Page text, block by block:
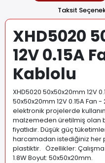
Taksit
XHD5020
12V 0.15A
Kablolu
XHD5020 50x50x20mm 12V
50x50x20mm 12V 0.15A Fan
elektronik projelerde
malzemeden üretilmiş olan
fiyatlıdır. Düşük güç
harcamadan istediğiniz her
plastiktir. Özellikler: Çalışma
1.8W Boyut: 50x50x20mm.